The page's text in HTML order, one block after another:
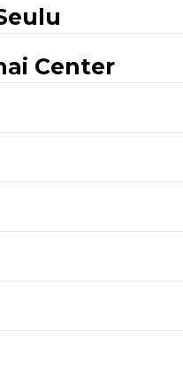
Center